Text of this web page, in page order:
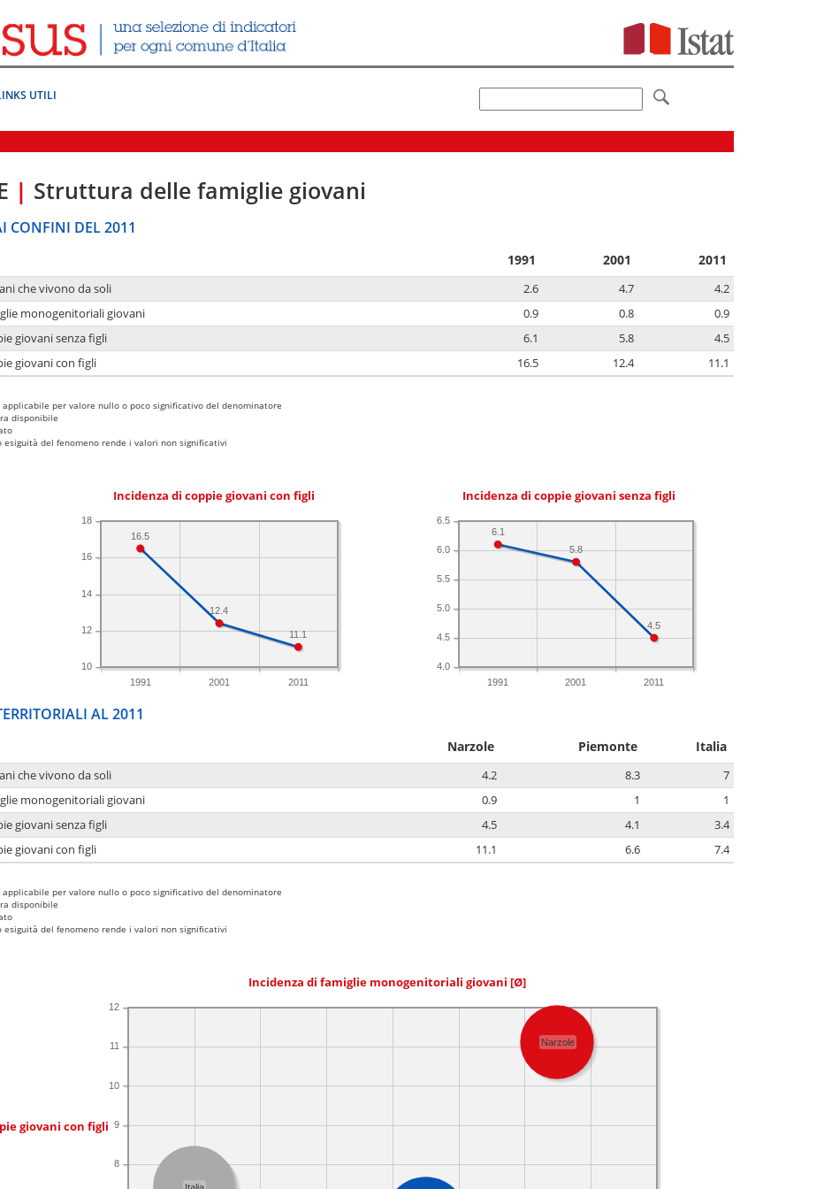
UTILI
| Struttura delle famiglie giovani
CONFINI DEL 2011
1991 2001 2011
che vivono da soli 2.6 4.7
4.2
monogenitoriali giovani
0.9 0.8
0.9
giovani senza figli
6.1 5.8
4.5
giovani con figli
16.5 12.4 11.1
applicabile per valore nullo o poco significativo del denominatore
disponibile
esiguità del fenomeno rende i valori non significativi
Incidenza di coppie giovani con figli
1991 2001 2011
10
12
14
16
18
11.1
12.4
16.5
Incidenza di coppie giovani senza figli
1991 2001 2011
4.0
4.5
5.0
5.5
6.0
6.5
4.5
5.8
6.1
AL 2011
Narzole Piemonte Italia
che vivono da soli 4.2 8.3
7
monogenitoriali giovani
0.9 1
1
giovani senza figli
4.5 4.1
3.4
giovani con figli
11.1 6.6 7.4
applicabile per valore nullo o poco significativo del denominatore
disponibile
esiguità del fenomeno rende i valori non significativi
Incidenza di famiglie monogenitoriali giovani [Ø]
giovani con figli
8
9
10
11
12
Narzole